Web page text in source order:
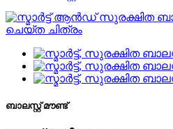
ബാലസ്റ്റ് മൗണ്ട്